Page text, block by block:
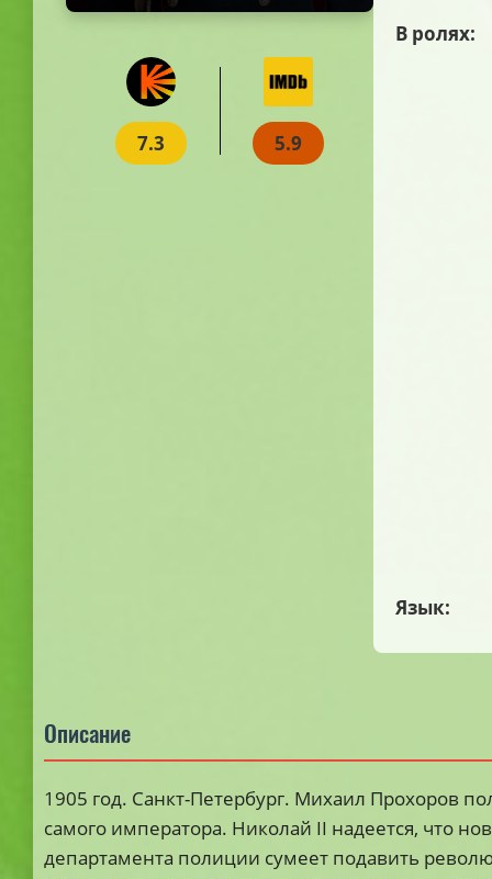
7.3 5.9
В ролях:
Язык:
Описание
1905 год. Санкт-Петербург. Михаил Прохоров
самого императора. Николай II надеется, что
департамента полиции сумеет подавить